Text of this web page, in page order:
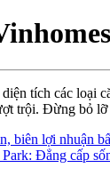
tích các
trội. Đừng bỏ
biên lợi nhuận
Đẳng cấp